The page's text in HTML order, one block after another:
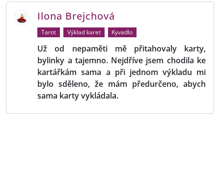
Ilona Brejchová
Tarot Výklad karet Kyvadlo
Už od nepaměti mě přitahovaly karty,
bylinky a tajemno. Nejdříve jsem chodila ke
kartářkám sama a při jednom výkladu mi
bylo sděleno, že mám předurčeno, abych
sama karty vykládala.